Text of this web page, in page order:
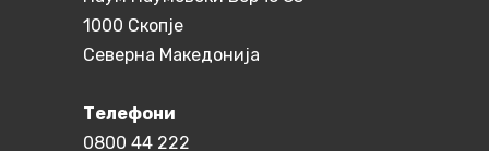
1000 Скопје
Северна Македонија
Телефони
0800 44 222